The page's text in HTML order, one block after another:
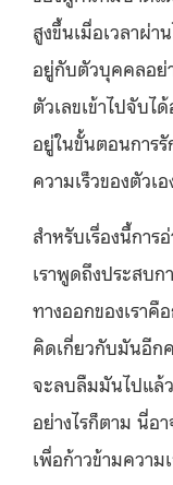
สูงขึ้นเมื่อเวลาผ่า
อยู่กับตัวบุคคลอย่
ตัวเลขเข้าไปจับไ
อยู่ในขั้นตอนการ
ความเร็วของตัวเอ
สำหรับเรื่องนี้การ
เราพูดถึงประสบ
ทางออกของเรา
คิดเกี่ยวกับมันอีก
จะลบลืมมันไปแล้
อย่างไรก็ตาม นี่อ
เพื่อก้าวข้ามความ